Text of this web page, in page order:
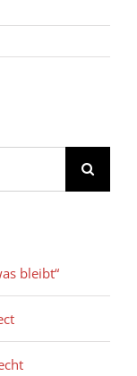
bleibt“